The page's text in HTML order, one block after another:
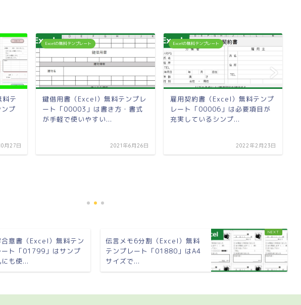
テ
プ
月27日
Excelの無料テンプレート
鍵借用書（Excel）無料テンプレ
ート「00003」は書き方・書式
が手軽で使いやすい...
2021年6月26日
Excelの無料テンプレート
雇用契約書（Excel）無料テンプ
レート「00006」は必要項目が
充実しているシンプ...
2022年2月23日
合意書（Excel）無料テン
ート「01799」はサンプ
も使...
伝言メモ6分割（Excel）無料
テンプレート「01880」はA4
サイズで...